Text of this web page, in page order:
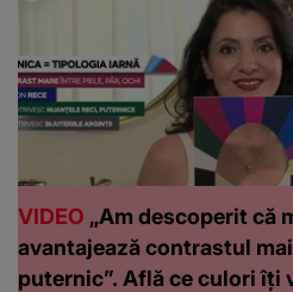
VIDEO „Am descoperit că
avantajează contrastul mai
puternic”. Află ce culori îți